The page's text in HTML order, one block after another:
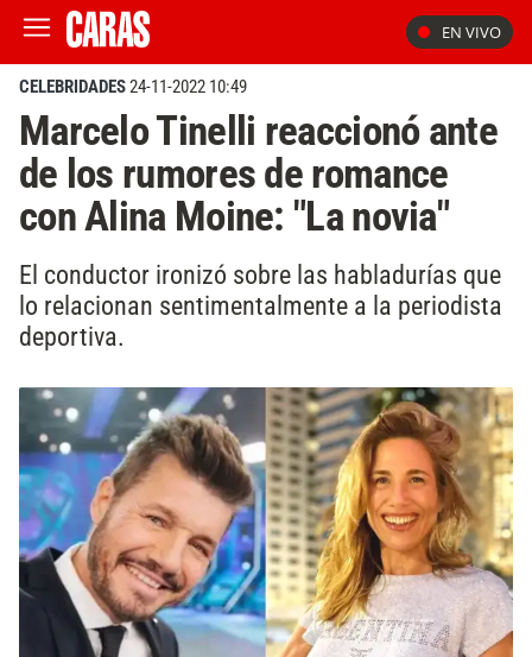
EN VIVO
CELEBRIDADES24-11-2022 10:49
Marcelo Tinelli reaccionó ante
de los rumores de romance
con Alina Moine: "La novia"
El conductor ironizó sobre las habladurías que
lo relacionan sentimentalmente a la periodista
deportiva.